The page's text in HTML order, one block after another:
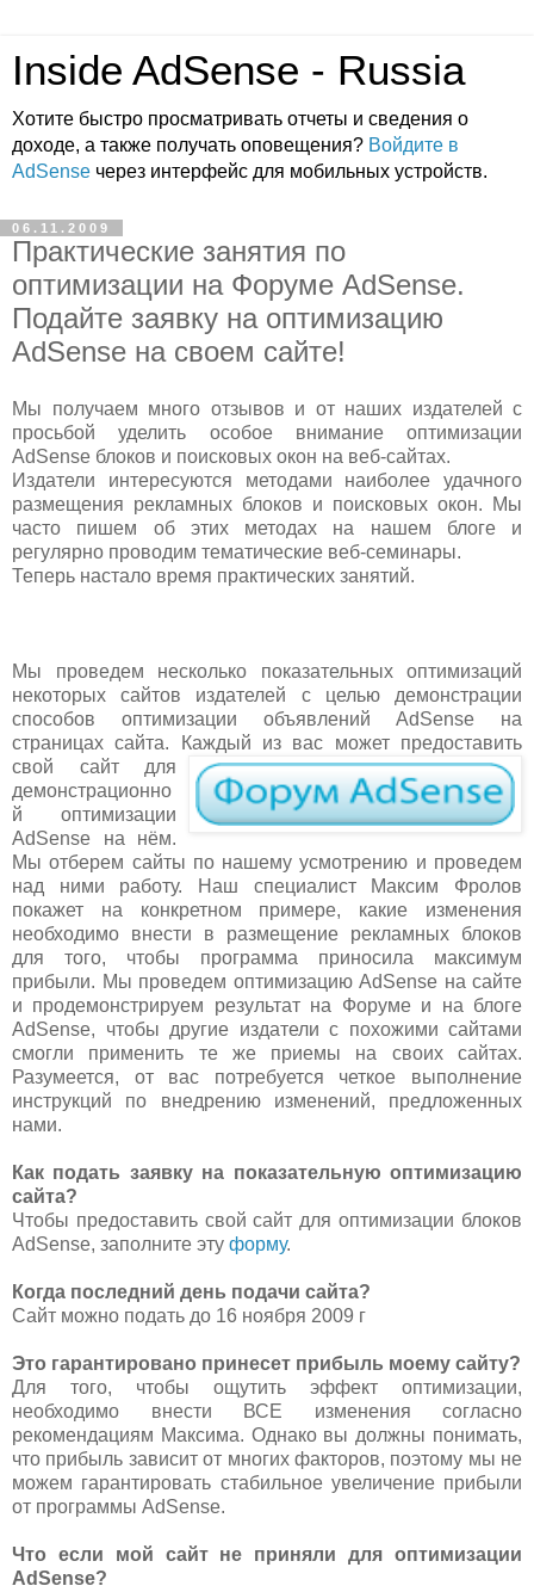
Inside AdSense - Russia
Хотите быстро просматривать отчеты и сведения о
доходе, а также получать оповещения? Войдите в
AdSense через интерфейс для мобильных устройств.
06.11.2009
Практические занятия по
оптимизации на Форуме AdSense.
Подайте заявку на оптимизацию
AdSense на своем сайте!
Мы получаем много отзывов и от наших издателей с
просьбой уделить особое внимание оптимизации
AdSense блоков и поисковых окон на веб-сайтах.
Издатели интересуются методами наиболее удачного
размещения рекламных блоков и поисковых окон. Мы
часто пишем об этих методах на нашем блоге и
регулярно проводим тематические веб-семинары.
Теперь настало время практических занятий.
Мы проведем несколько показательных оптимизаций
некоторых сайтов издателей с целью демонстрации
способов оптимизации объявлений AdSense на
страницах сайта. Каждый из вас может предоставить
свой сайт для
демонстрационно
й оптимизации
AdSense на нём.
Мы отберем сайты по нашему усмотрению и проведем
над ними работу. Наш специалист Максим Фролов
покажет на конкретном примере, какие изменения
необходимо внести в размещение рекламных блоков
для того, чтобы программа приносила максимум
прибыли. Мы проведем оптимизацию AdSense на сайте
и продемонстрируем результат на Форуме и на блоге
AdSense, чтобы другие издатели с похожими сайтами
смогли применить те же приемы на своих сайтах.
Разумеется, от вас потребуется четкое выполнение
инструкций по внедрению изменений, предложенных
нами.
Как подать заявку на показательную оптимизацию
сайта?
Чтобы предоставить свой сайт для оптимизации блоков
AdSense, заполните эту форму.
Когда последний день подачи сайта?
Сайт можно подать до 16 ноября 2009 г
Это гарантировано принесет прибыль моему сайту?
Для того, чтобы ощутить эффект оптимизации,
необходимо внести ВСЕ изменения согласно
рекомендациям Максима. Однако вы должны понимать,
что прибыль зависит от многих факторов, поэтому мы не
можем гарантировать стабильное увеличение прибыли
от программы AdSense.
Что если мой сайт не приняли для оптимизации
AdSense?